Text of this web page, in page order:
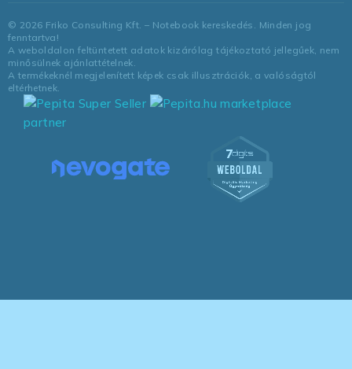
© 2026 Friko Consulting Kft. – Notebook kereskedés. Minden jog
fenntartva!
A weboldalon feltüntetett adatok kizárólag tájékoztató jellegűek, nem
minősülnek ajánlattételnek.
A termékeknél megjelenített képek csak illusztrációk, a valóságtól
eltérhetnek.
marketplace
partner